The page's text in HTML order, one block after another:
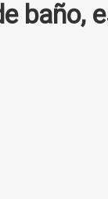
baño,